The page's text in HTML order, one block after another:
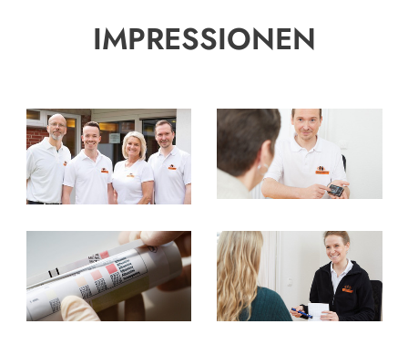
IMPRESSIONEN